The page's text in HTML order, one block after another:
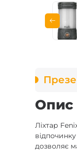
Опис
Ліхтар
дозволяє